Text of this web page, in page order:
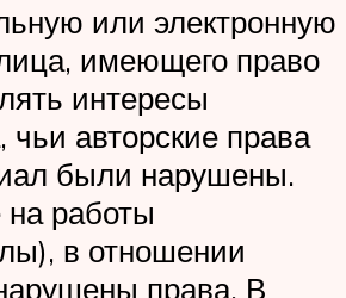
или электронную
имеющего право
интересы
чьи авторские права
были нарушены.
на работы
в отношении
права. В